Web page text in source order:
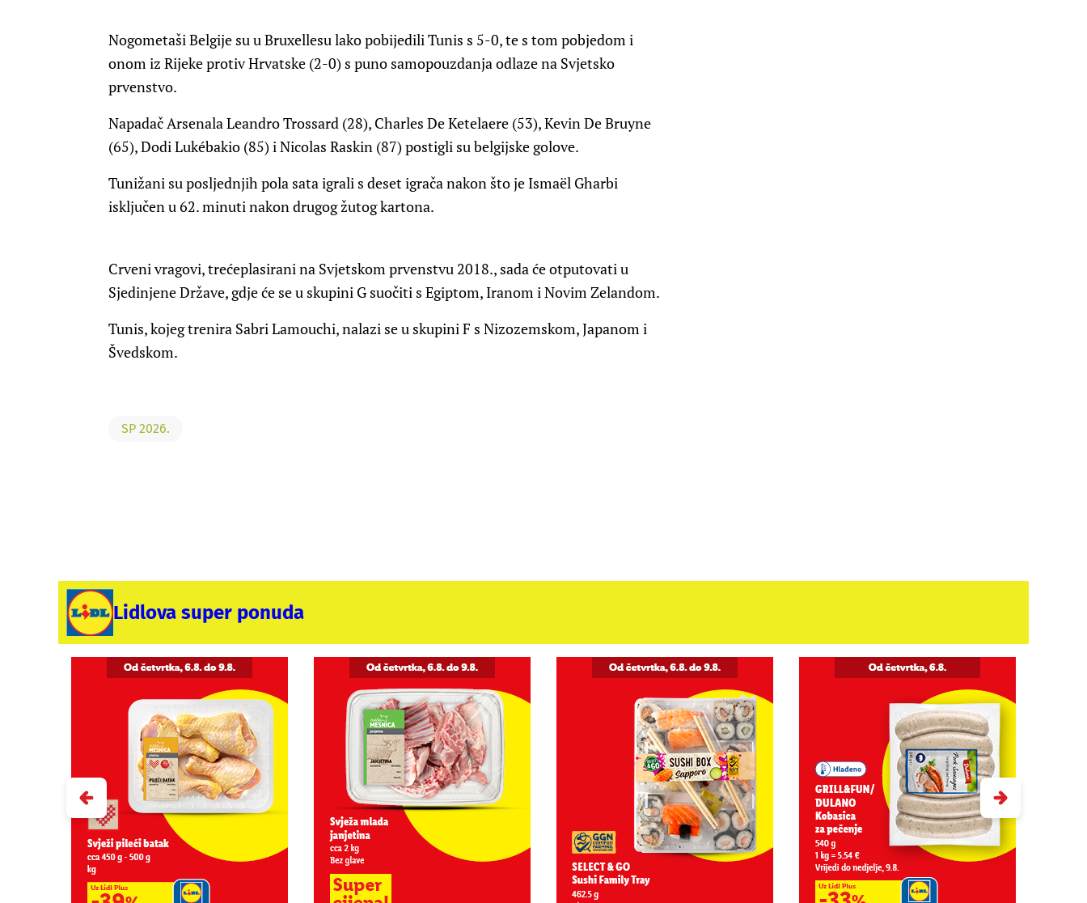
Nogometaši Belgije su u Bruxellesu lako pobijedili Tunis s 5-0, te s tom pobjedom i
onom iz Rijeke protiv Hrvatske (2-0) s puno samopouzdanja odlaze na Svjetsko
prvenstvo.
Napadač Arsenala Leandro Trossard (28), Charles De Ketelaere (53), Kevin De Bruyne
(65), Dodi Lukébakio (85) i Nicolas Raskin (87) postigli su belgijske golove.
Tunižani su posljednjih pola sata igrali s deset igrača nakon što je Ismaël Gharbi
isključen u 62. minuti nakon drugog žutog kartona.
Crveni vragovi, trećeplasirani na Svjetskom prvenstvu 2018., sada će otputovati u
Sjedinjene Države, gdje će se u skupini G suočiti s Egiptom, Iranom i Novim Zelandom.
Tunis, kojeg trenira Sabri Lamouchi, nalazi se u skupini F s Nizozemskom, Japanom i
Švedskom.
SP 2026.
Lidlova super ponuda